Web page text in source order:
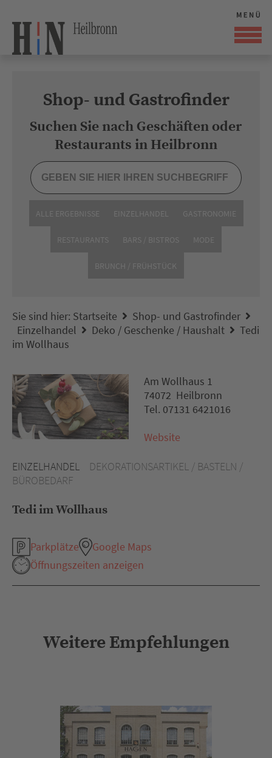
Shop- und Gastrofinder
Suchen Sie nach Geschäften oder
Restaurants in Heilbronn
ALLE ERGEBNISSE EINZELHANDEL GASTRONOMIE
RESTAURANTS BARS / BISTROS MODE
BRUNCH / FRÜHSTÜCK
Sie sind hier: Startseite
Shop- und Gastrofinder
Einzelhandel
Deko / Geschenke / Haushalt
Tedi
im Wollhaus
EINZELHANDEL
DEKORATIONSARTIKEL / BASTELN /
BÜROBEDARF
Tedi im Wollhaus
Parkplätze
Google Maps
Öffnungszeiten anzeigen
Am Wollhaus 1
74072 Heilbronn
Tel. 07131 6421016
Website
Weitere Empfehlungen